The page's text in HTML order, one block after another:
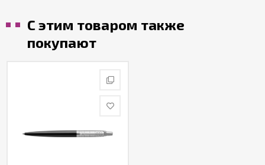
С этим товаром также
покупают